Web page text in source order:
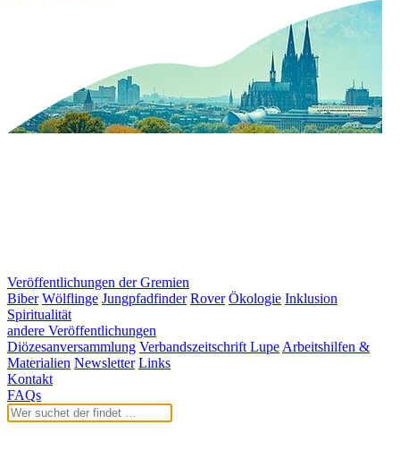
Veröffentlichungen der Gremien
Biber Wölflinge Jungpfadfinder Rover Ökologie Inklusion
Spiritualität
andere Veröffentlichungen
Diözesanversammlung Verbandszeitschrift LupeArbeitshilfen &
Materialien Newsletter Links
Kontakt
FAQs